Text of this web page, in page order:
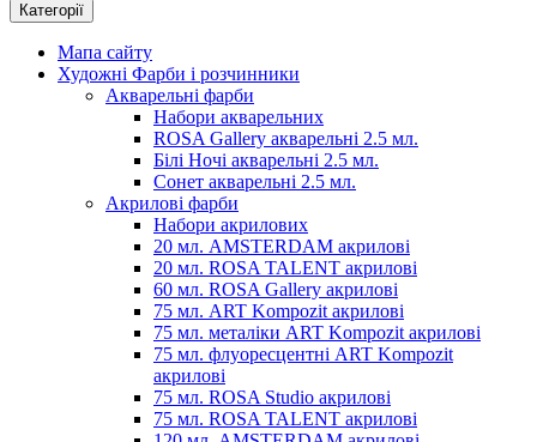
Категорії
Мапа сайту
Художні Фарби і розчинники
Акварельні фарби
Набори акварельних
ROSA Gallery акварельні 2.5 мл.
Білі Ночі акварельні 2.5 мл.
Сонет акварельні 2.5 мл.
Акрилові фарби
Набори акрилових
20 мл. AMSTERDAM акрилові
20 мл. ROSA TALENT акрилові
60 мл. ROSA Gallery акрилові
75 мл. ART Kompozit акрилові
75 мл. металіки ART Kompozit акрилові
75 мл. флуоресцентні ART Kompozit
акрилові
75 мл. ROSA Studio акрилові
75 мл. ROSA TALENT акрилові